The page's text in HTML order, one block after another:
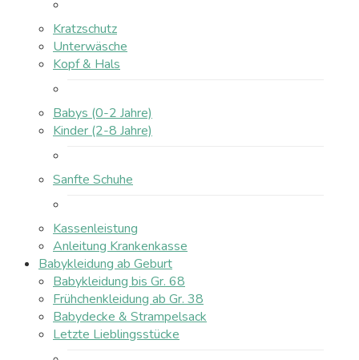
Kratzschutz
Unterwäsche
Kopf & Hals
Babys (0-2 Jahre)
Kinder (2-8 Jahre)
Sanfte Schuhe
Kassenleistung
Anleitung Krankenkasse
Babykleidung ab Geburt
Babykleidung bis Gr. 68
Frühchenkleidung ab Gr. 38
Babydecke & Strampelsack
Letzte Lieblingsstücke